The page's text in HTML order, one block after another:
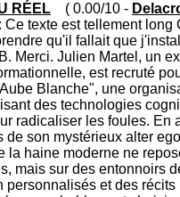
RÉEL ( 0.00/10 -
Ce texte est tellement long
qu'il fallait que
Merci. Julien Martel, un
est recruté
Blanche", une
des technologies
radicaliser les foules. En
de son mystérieux alter
la haine moderne ne
mais sur des entonnoirs
personnalisés et des récits